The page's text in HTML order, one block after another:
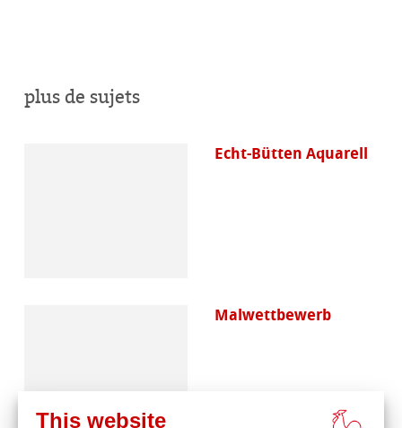
plus de sujets
Echt-Bütten Aquarell
Malwettbewerb
This website